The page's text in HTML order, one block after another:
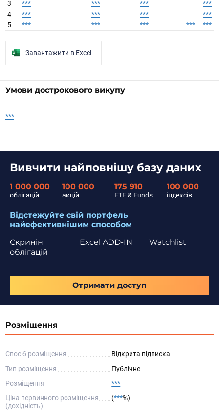
3
*** *** ***
***
4
*** *** ***
***
5
*** *** *** *** ***
Завантажити в Excel
Умови дострокового викупу
***
Вивчити найповнішу базу даних
1 000 000
облігацій
100 000
акцій
175 910
ETF & Funds
100 000
індексів
Відстежуйте свій портфель
найефективнішим способом
Скринінг
облігацій
Watchlist
Excel ADD-IN
Отримати доступ
Розміщення
Спосіб розміщення
Відкрита підписка
Тип розміщення
Публічне
Розміщення
***
Ціна первинного розміщення
(дохідність)
(***%)